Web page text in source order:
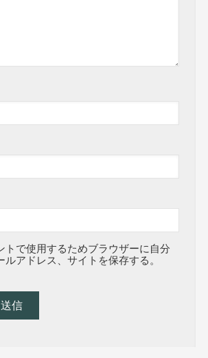
トで使用するためブラウザーに自分
ルアドレス、サイトを保存する。